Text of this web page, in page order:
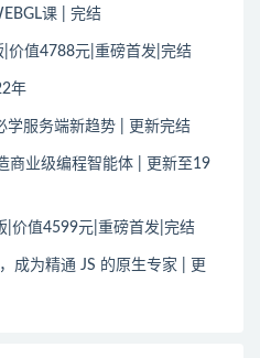
课 | 完结
价值4788元|重磅首发|完结
年
学服务端新趋势 | 更新完结
商业级编程智能体 | 更新至19
|价值4599元|重磅首发|完结
成为精通 JS 的原生专家 | 更